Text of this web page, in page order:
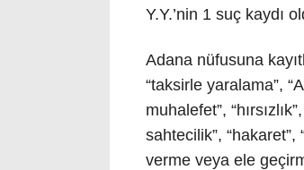
Y.Y.’nin 1 suç kaydı
Adana nüfusuna
“taksirle yaralama”,
muhalefet”,
sahtecilik”,
verme veya ele